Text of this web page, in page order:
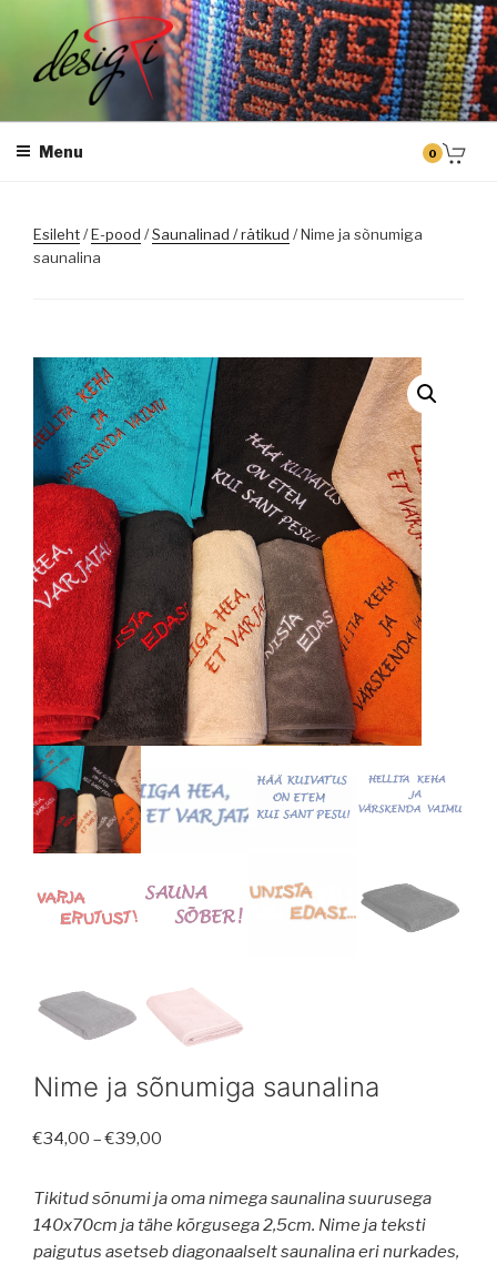
content
DESIGRI
Masintikkimine, tiimiriided, logo riietele tikkimine, kodukoha pusad,
Menu 0
Esileht/E-pood /Saunalinad / rätikud / Nime ja sõnumiga
saunalina
Nime ja sõnumiga saunalina
€34,00 – €39,00
€34,00
through
€39,00
Tikitud sõnumi ja oma nimega saunalina suurusega
140x70cm ja tähe kõrgusega 2,5cm. Nime ja teksti
paigutus asetseb diagonaalselt saunalina eri nurkades,